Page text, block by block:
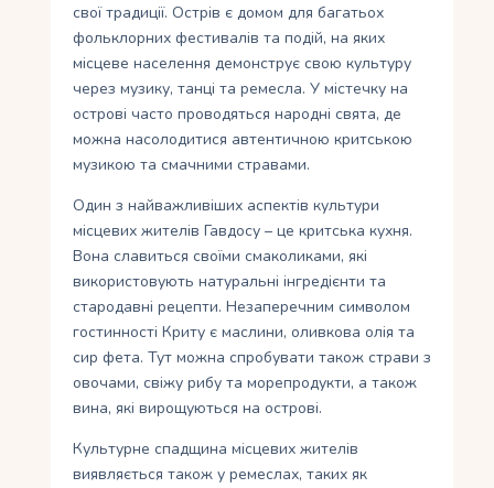
свої традиції. Острів є домом для багатьох
фольклорних фестивалів та подій, на яких
місцеве населення демонструє свою культуру
через музику, танці та ремесла. У містечку на
острові часто проводяться народні свята, де
можна насолодитися автентичною критською
музикою та смачними стравами.
Один з найважливіших аспектів культури
місцевих жителів Гавдосу – це критська кухня.
Вона славиться своїми смаколиками, які
використовують натуральні інгредієнти та
стародавні рецепти. Незаперечним символом
гостинності Криту є маслини, оливкова олія та
сир фета. Тут можна спробувати також страви з
овочами, свіжу рибу та морепродукти, а також
вина, які вирощуються на острові.
Культурне спадщина місцевих жителів
виявляється також у ремеслах, таких як